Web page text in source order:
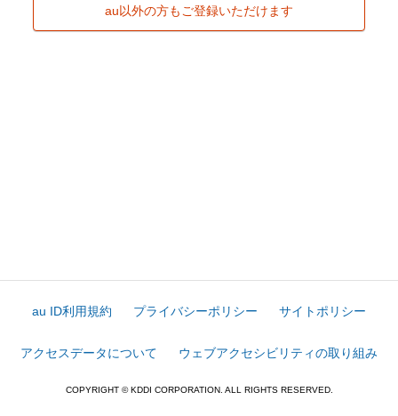
au以外の方もご登録いただけます
au ID利用規約 プライバシーポリシー サイトポリシー
アクセスデータについて ウェブアクセシビリティの取り組み
COPYRIGHT © KDDI CORPORATION. ALL RIGHTS RESERVED.